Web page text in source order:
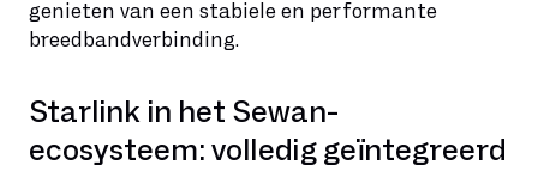
genieten van een stabiele en performante
breedbandverbinding.
Starlink in het Sewan-
ecosysteem: volledig geïntegreerd